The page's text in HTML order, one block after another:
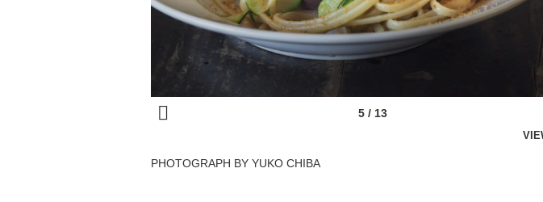
PHOTOGRAPH BY YUKO CHIBA